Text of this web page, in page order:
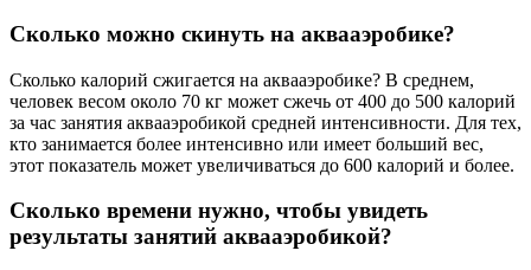
Сколько можно скинуть на аквааэробике?
Сколько калорий сжигается на аквааэробике? В среднем,
человек весом около 70 кг может сжечь от 400 до 500 калорий
за час занятия аквааэробикой средней интенсивности. Для тех,
кто занимается более интенсивно или имеет больший вес,
этот показатель может увеличиваться до 600 калорий и более.
Сколько времени нужно, чтобы увидеть
результаты занятий аквааэробикой?